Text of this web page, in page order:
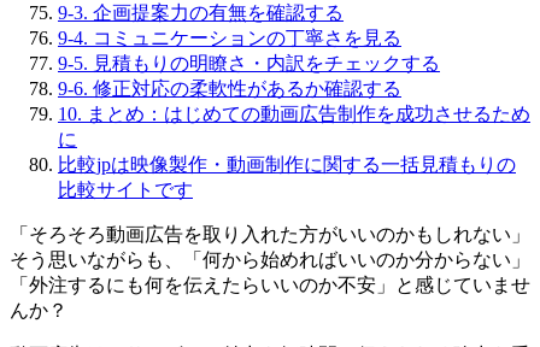
9-3. 企画提案力の有無を確認する
9-4. コミュニケーションの丁寧さを見る
9-5. 見積もりの明瞭さ・内訳をチェックする
9-6. 修正対応の柔軟性があるか確認する
10. まとめ：はじめての動画広告制作を成功させるため
に
比較jpは映像製作・動画制作に関する一括見積もりの
比較サイトです
「そろそろ動画広告を取り入れた方がいいのかもしれない」
そう思いながらも、「何から始めればいいのか分からない」
「外注するにも何を伝えたらいいのか不安」と感じていませ
んか？